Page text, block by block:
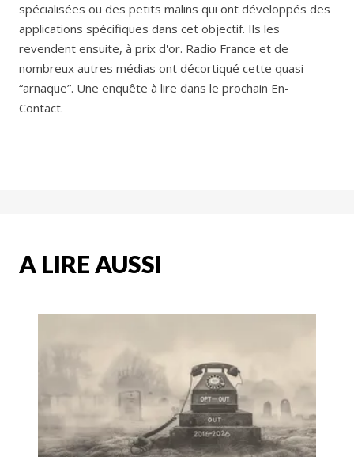
spécialisées ou des petits malins qui ont développés des
applications spécifiques dans cet objectif. Ils les
revendent ensuite, à prix d'or. Radio France et de
nombreux autres médias ont décortiqué cette quasi
“arnaque”. Une enquête à lire dans le prochain En-
Contact.
A LIRE AUSSI